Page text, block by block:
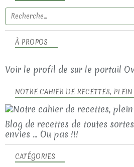
NOTRE CAHIER DE RECETTES,
Blog de recettes de toutes
envies ... Ou pas !!!
À PROPOS
Voir le profil de sur le portail
CATÉGORIES